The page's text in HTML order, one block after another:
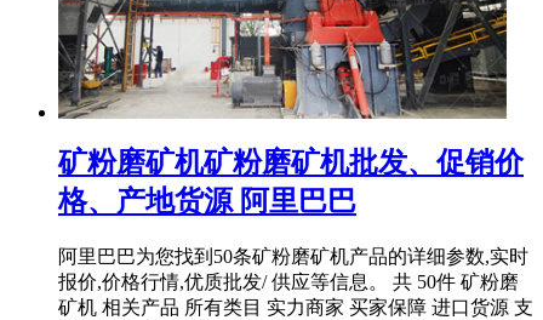
矿粉磨矿机矿粉磨矿机批发、促销价
格、产地货源 阿里巴巴
阿里巴巴为您找到50条矿粉磨矿机产品的详细参数,实时
报价,价格行情,优质批发/ 供应等信息。 共 50件 矿粉磨
矿机 相关产品 所有类目 实力商家 买家保障 进口货源 支